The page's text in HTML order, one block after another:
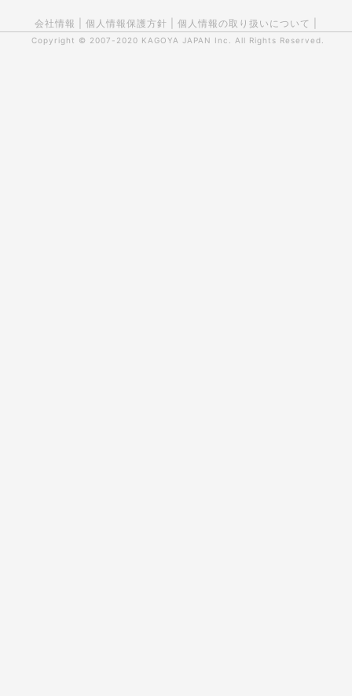
会社情報 個人情報保護方針 個人情報の取り扱いについて
Copyright © 2007-2020 KAGOYA JAPAN Inc. All Rights Reserved.